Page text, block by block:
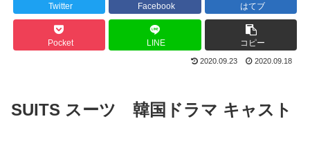
Twitter Facebook はてブ
Pocket LINE コピー
2020.09.23 2020.09.18
SUITS スーツ 韓国ドラマ キャスト